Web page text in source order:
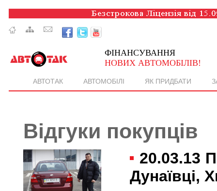
ФІНАНСУВАННЯ
НОВИХ АВТОМОБІЛІВ!
АВТОТАК АВТОМОБІЛІ ЯК ПРИДБАТИ
Відгуки покупців
20.03.13
Дунаївці,